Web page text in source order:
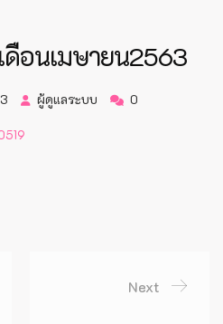
อนเมษายน2563
ผู้ดูแลระบบ 0
Next